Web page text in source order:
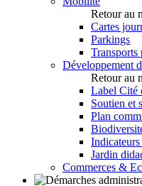
Retour au
Cartes
Parkings
Transports
Développement
Retour au
Label Cité
Soutien et
Plan
Jardin
Commerces &